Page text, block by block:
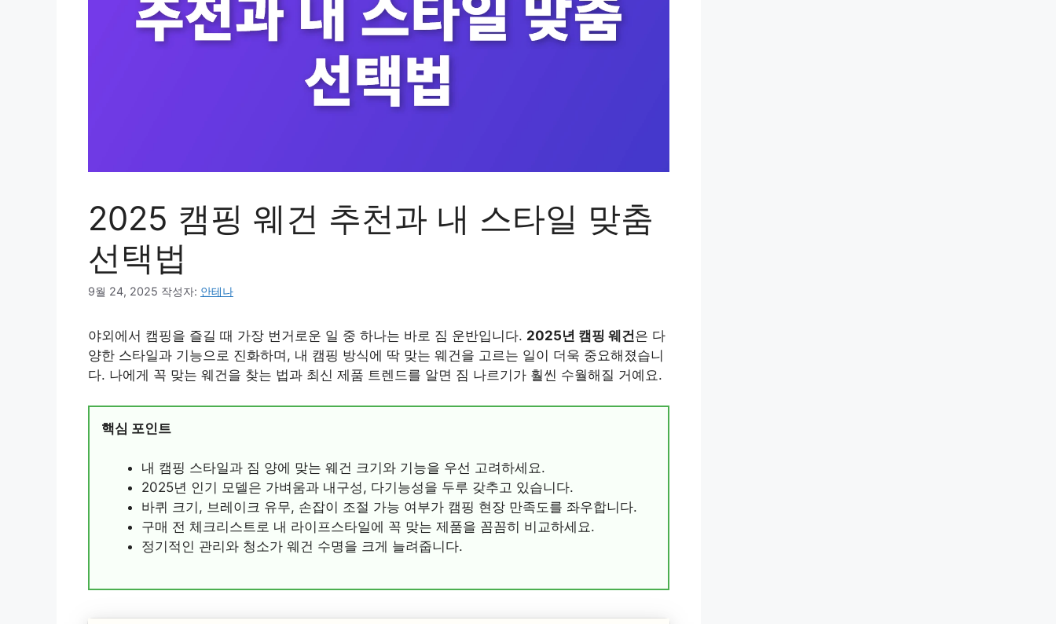
2025 캠핑 웨건 추천과 내 스타일 맞춤
선택법
9월 24, 2025 작성자: 안테나
야외에서 캠핑을 즐길 때 가장 번거로운 일 중 하나는 바로 짐 운반입니다. 2025년 캠핑 웨건은 다
양한 스타일과 기능으로 진화하며, 내 캠핑 방식에 딱 맞는 웨건을 고르는 일이 더욱 중요해졌습니
다. 나에게 꼭 맞는 웨건을 찾는 법과 최신 제품 트렌드를 알면 짐 나르기가 훨씬 수월해질 거예요.
핵심 포인트
내 캠핑 스타일과 짐 양에 맞는 웨건 크기와 기능을 우선 고려하세요.
2025년 인기 모델은 가벼움과 내구성, 다기능성을 두루 갖추고 있습니다.
바퀴 크기, 브레이크 유무, 손잡이 조절 가능 여부가 캠핑 현장 만족도를 좌우합니다.
구매 전 체크리스트로 내 라이프스타일에 꼭 맞는 제품을 꼼꼼히 비교하세요.
정기적인 관리와 청소가 웨건 수명을 크게 늘려줍니다.